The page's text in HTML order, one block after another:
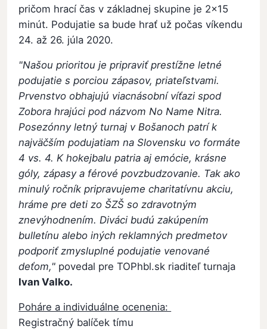
pričom hrací čas v základnej skupine je 2x15
minút. Podujatie sa bude hrať už počas víkendu
24. až 26. júla 2020.
"Našou prioritou je pripraviť prestížne letné
podujatie s porciou zápasov, priateľstvami.
Prvenstvo obhajujú viacnásobní víťazi spod
Zobora hrajúci pod názvom No Name Nitra.
Posezónny letný turnaj v Bošanoch patrí k
najväčším podujatiam na Slovensku vo formáte
4 vs. 4. K hokejbalu patria aj emócie, krásne
góly, zápasy a férové povzbudzovanie. Tak ako
minulý ročník pripravujeme charitatívnu akciu,
hráme pre deti zo ŠZŠ so zdravotným
znevýhodnením. Diváci budú zakúpením
bulletínu alebo iných reklamných predmetov
podporiť zmysluplné podujatie venované
deťom," povedal pre TOPhbl.sk riaditeľ turnaja
Ivan Valko.
Poháre a individuálne ocenenia:
Registračný balíček tímu